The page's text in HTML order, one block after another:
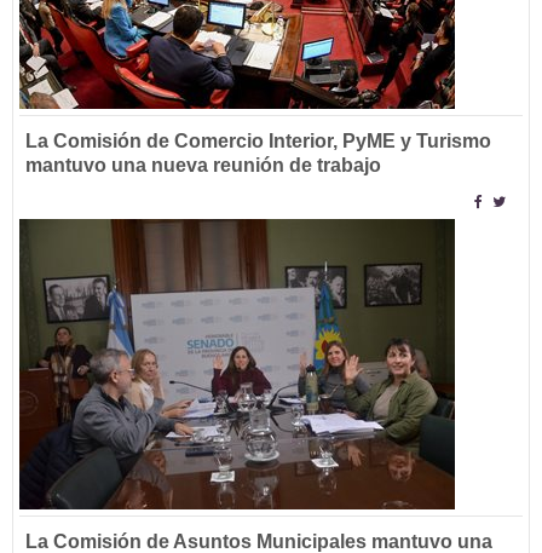
La Comisión de Comercio Interior, PyME y Turismo
mantuvo una nueva reunión de trabajo
La Comisión de Asuntos Municipales mantuvo una